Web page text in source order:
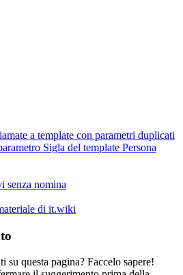
a template con parametri duplicati
Sigla del template Persona
senza nomina
di it.wiki
su questa pagina? Faccelo sapere!